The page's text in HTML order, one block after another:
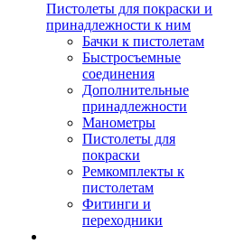
Пистолеты для покраски и
принадлежности к ним
Бачки к пистолетам
Быстросъемные
соединения
Дополнительные
принадлежности
Манометры
Пистолеты для
покраски
Ремкомплекты к
пистолетам
Фитинги и
переходники